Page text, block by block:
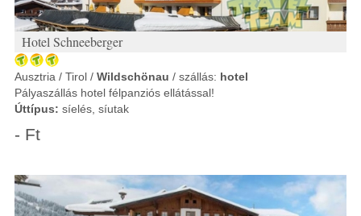
Hotel Schneeberger
Ausztria / Tirol / Wildschönau / szállás: hotel
Pályaszállás hotel félpanziós ellátással!
Úttípus: síelés, síutak
- Ft